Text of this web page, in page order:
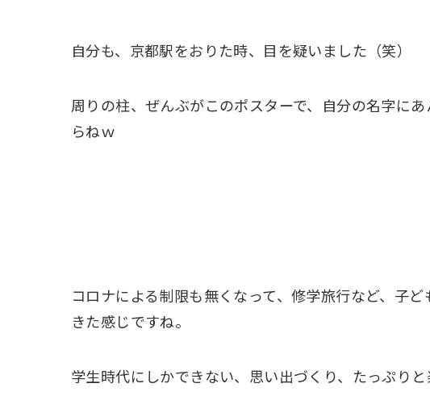
自分も、京都駅をおりた時、目を疑いました（笑）
周りの柱、ぜんぶがこのポスターで、自分の名字に
らねｗ
コロナによる制限も無くなって、修学旅行など、子
きた感じですね。
学生時代にしかできない、思い出づくり、たっぷりと